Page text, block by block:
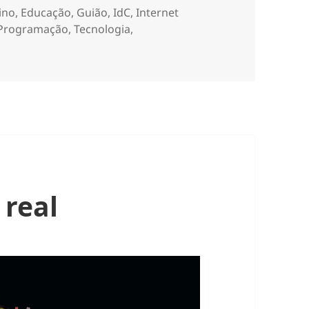
, Educação, Guião,IdC,Internet
,Tecnologia,